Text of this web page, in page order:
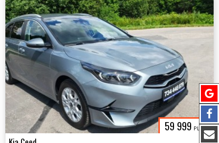
59 999 PLN